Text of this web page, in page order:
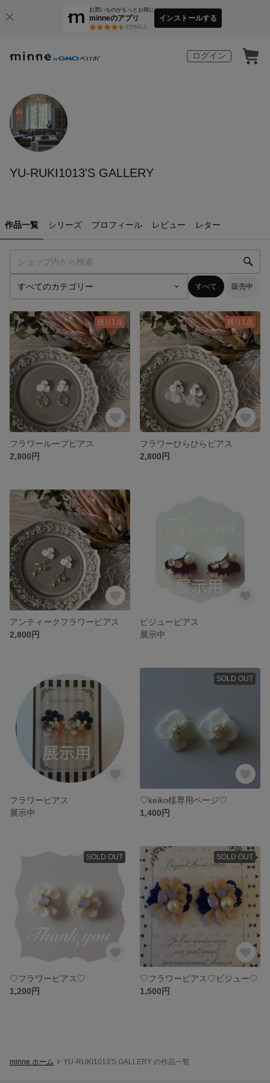
お買いものがもっとお得に
minneのアプリ
3万件以上
インストールする
ログイン
YU-RUKI1013'S GALLERY
作品一覧 シリーズ プロフィール レビュー レター
すべて 販売中
残り1点
フラワーループピアス
2,800円
残り1点
フラワーひらひらピアス
2,800円
アンティークフラワーピアス
2,800円
ビジューピアス
展示中
フラワーピアス
展示中
SOLD OUT
♡keiko様専用ページ♡
1,400円
SOLD OUT
♡フラワーピアス♡
1,200円
SOLD OUT
♡フラワーピアス♡ビジュー♡
1,500円
minne ホーム YU-RUKI1013'S GALLERY の作品一覧